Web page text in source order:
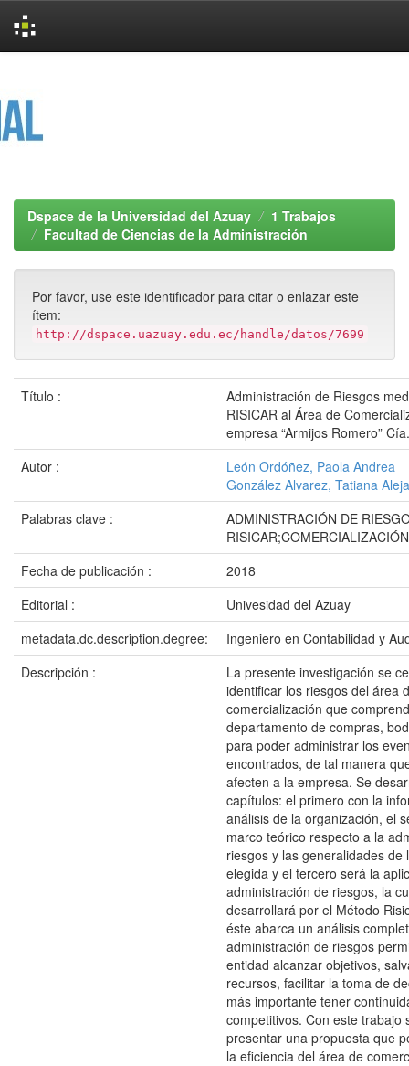
Dspace de la Universidad del Azuay
1 Trabajos
Facultad de Ciencias de la Administración
Por favor, use este identificador para citar o enlazar este
ítem:
http://dspace.uazuay.edu.ec/handle/datos/7699
Título :
Administración de Riesgos
RISICAR al Área de
empresa “Armijos Romero”
Autor :
León Ordóñez, Paola Andrea
González Alvarez, Tatiana
Palabras clave :
ADMINISTRACIÓN DE
RISICAR;COMERCIALIZACIÓN
Fecha de publicación :
2018
Editorial :
Univesidad del Azuay
metadata.dc.description.degree:
Ingeniero en Contabilidad y
Descripción :
La presente investigación se
identificar los riesgos del área
comercialización que
departamento de compras,
para poder administrar los
encontrados, de tal manera
afecten a la empresa. Se
capítulos: el primero con la
análisis de la organización, el
marco teórico respecto a la
riesgos y las generalidades de
elegida y el tercero será la
administración de riesgos, la
desarrollará por el Método
éste abarca un análisis
administración de riesgos
entidad alcanzar objetivos,
recursos, facilitar la toma de
más importante tener
competitivos. Con este trabajo
presentar una propuesta que
la eficiencia del área de